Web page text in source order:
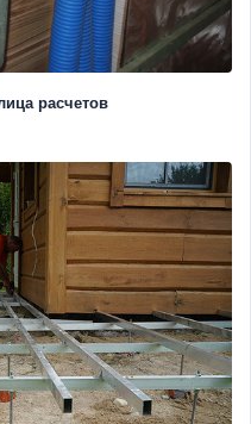
расчетов